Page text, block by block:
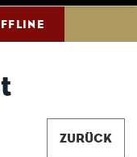
ZURÜCK